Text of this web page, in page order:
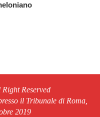
Reserved
il Tribunale di Roma,
2019